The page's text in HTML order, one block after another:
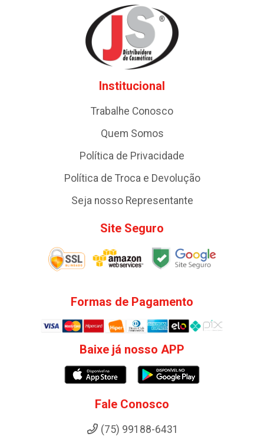
Institucional
Trabalhe Conosco
Quem Somos
Política de Privacidade
Política de Troca e Devolução
Seja nosso Representante
Site Seguro
Formas de Pagamento
Baixe já nosso APP
Fale Conosco
(75) 99188-6431